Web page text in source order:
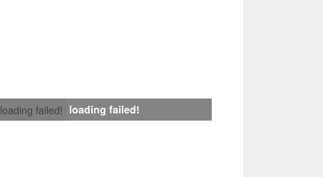
loading failed! loading failed!